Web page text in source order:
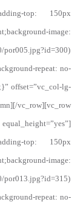
top: 150px
image:
por005.jpg?id=300)
repeat: no-
offset=”vc_col-lg-
top: 150px
image:
por013.jpg?id=315)
repeat: no-